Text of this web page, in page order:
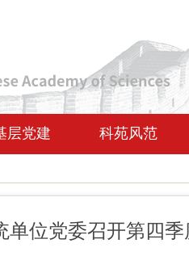
层党建 科苑风范
单位党委召开第四